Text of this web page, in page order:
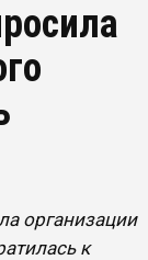
организации
к